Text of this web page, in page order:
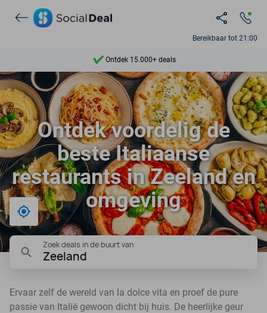
Bereikbaar tot 21:00
Ontdek 15.000+ deals
7 dagen per week beschikbaar
10+ miljoen leden
9,4
Ontdek 15.000+ deals
Ontdek voordelig de
beste Italiaanse
restaurants in Zeeland en
omgeving
Bij mij in de buurt
Zoek deals in de buurt van
Zeeland
Ervaar zelf de wereld van la dolce vita en proef de pure
passie van Italië gewoon dicht bij huis. De heerlijke geur